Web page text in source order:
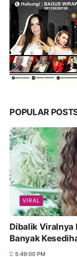
POPULAR
VIRAL
Dibalik Viralnya
Banyak
5:49:00 PM